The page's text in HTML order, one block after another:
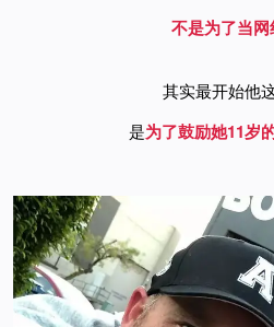
不是为了当网
其实最开始他
是为了鼓励她11岁